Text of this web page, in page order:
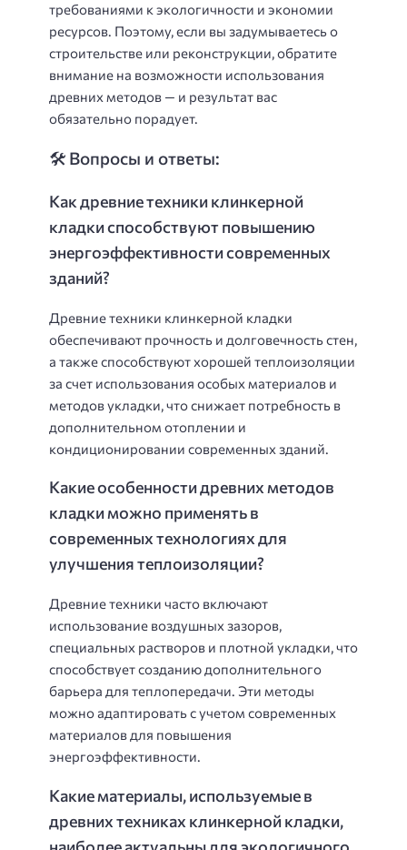
требованиями к экологичности и экономии
ресурсов. Поэтому, если вы задумываетесь о
строительстве или реконструкции, обратите
внимание на возможности использования
древних методов — и результат вас
обязательно порадует.
🛠️ Вопросы и ответы:
Как древние техники клинкерной
кладки способствуют повышению
энергоэффективности современных
зданий?
Древние техники клинкерной кладки
обеспечивают прочность и долговечность стен,
а также способствуют хорошей теплоизоляции
за счет использования особых материалов и
методов укладки, что снижает потребность в
дополнительном отоплении и
кондиционировании современных зданий.
Какие особенности древних методов
кладки можно применять в
современных технологиях для
улучшения теплоизоляции?
Древние техники часто включают
использование воздушных зазоров,
специальных растворов и плотной укладки, что
способствует созданию дополнительного
барьера для теплопередачи. Эти методы
можно адаптировать с учетом современных
материалов для повышения
энергоэффективности.
Какие материалы, используемые в
древних техниках клинкерной кладки,
наиболее актуальны для экологичного